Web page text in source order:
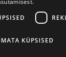
1, Tartu 50091
KÜPSISED